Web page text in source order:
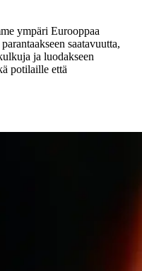
ympäri Eurooppaa
saatavuutta,
ja luodakseen
potilaille että